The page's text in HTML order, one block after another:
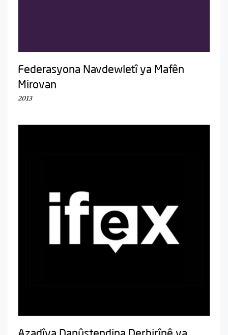
Federasyona Navdewletî ya Mafên
Mirovan
2013